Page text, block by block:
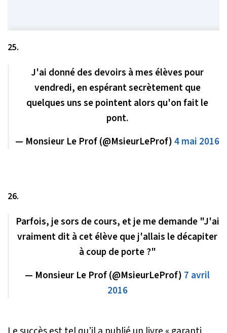
25.
J'ai donné des devoirs à mes élèves pour
vendredi, en espérant secrètement que
quelques uns se pointent alors qu'on fait le
pont.
— Monsieur Le Prof (@MsieurLeProf)4 mai 2016
26.
Parfois, je sors de cours, et je me demande "J'ai
vraiment dit à cet élève que j'allais le décapiter
à coup de porte ?"
— Monsieur Le Prof (@MsieurLeProf) 7 avril
2016